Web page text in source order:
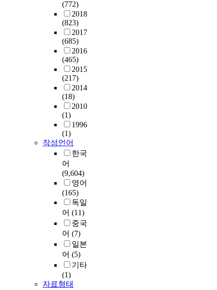
(772)
2018
(823)
2017
(685)
2016
(465)
2015
(217)
2014
(18)
2010
(1)
1996
(1)
작성언어
한국
어
(9,604)
영어
(165)
독일
어 (11)
중국
어 (7)
일본
어 (5)
기타
(1)
자료형태